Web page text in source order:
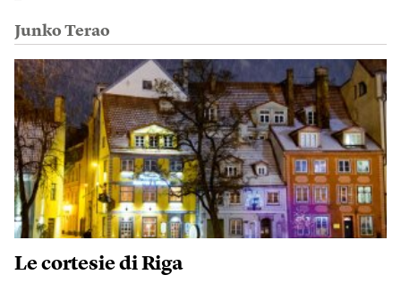
Junko Terao
Le cortesie di Riga